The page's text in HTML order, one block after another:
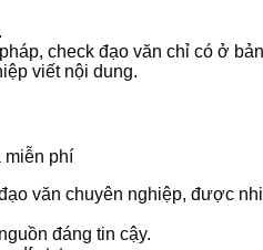
check đạo văn chỉ có ở
viết nội dung.
văn chuyên nghiệp, được
đáng tin cậy.